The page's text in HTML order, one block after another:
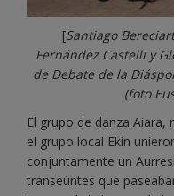
[Santiago
Fernández Castelli y
de Debate de la
(foto
El grupo de danza Aiara,
el grupo local Ekin
conjuntamente un
transeúntes que